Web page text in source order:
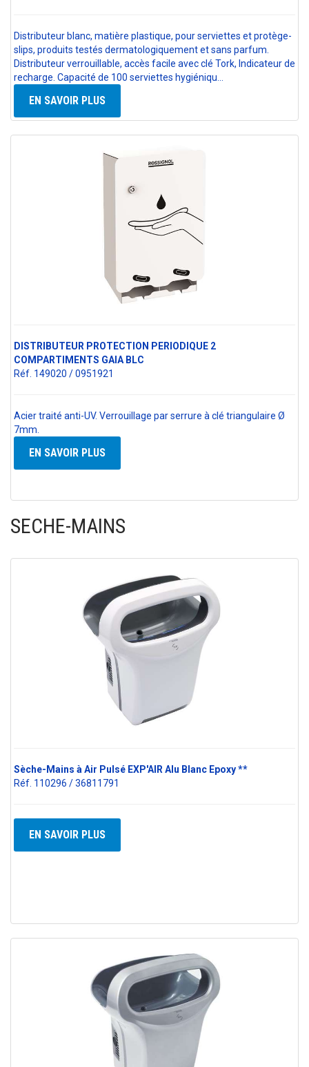
Distributeur blanc, matière plastique, pour serviettes et protège-
slips, produits testés dermatologiquement et sans parfum.
Distributeur verrouillable, accès facile avec clé Tork, Indicateur de
recharge. Capacité de 100 serviettes hygiéniqu…
EN SAVOIR PLUS
DISTRIBUTEUR PROTECTION PERIODIQUE 2
COMPARTIMENTS GAIA BLC
Réf. 149020 / 0951921
Acier traité anti-UV. Verrouillage par serrure à clé triangulaire Ø
7mm.
EN SAVOIR PLUS
SECHE-MAINS
Sèche-Mains à Air Pulsé EXP'AIR Alu Blanc Epoxy **
Réf. 110296 / 36811791
EN SAVOIR PLUS